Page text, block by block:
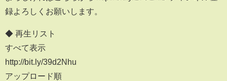
録よろしくお願いします。
◆ 再生リスト
すべて表示
http://bit.ly/39d2Nhu
アップロード順